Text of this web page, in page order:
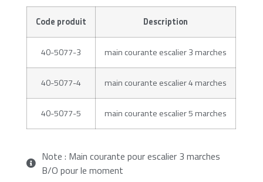
Code produit Description
40-5077-3 main courante escalier 3 marches
40-5077-4 main courante escalier 4 marches
40-5077-5 main courante escalier 5 marches
Note : Main courante pour escalier 3 marches
B/O pour le moment